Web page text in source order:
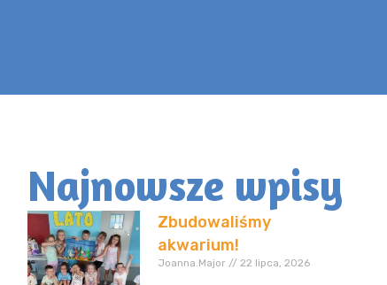
Najnowsze wpisy
Zbudowaliśmy
akwarium!
Joanna.Major 22 lipca, 2026